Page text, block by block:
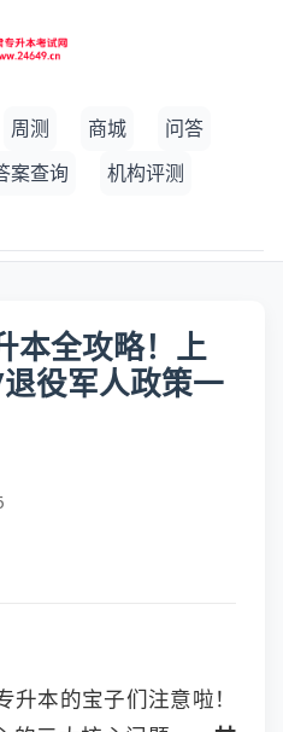
周测 商城
问答
案查询
机构评测
本全攻略！上
役军人政策一
本的宝子们注意啦！